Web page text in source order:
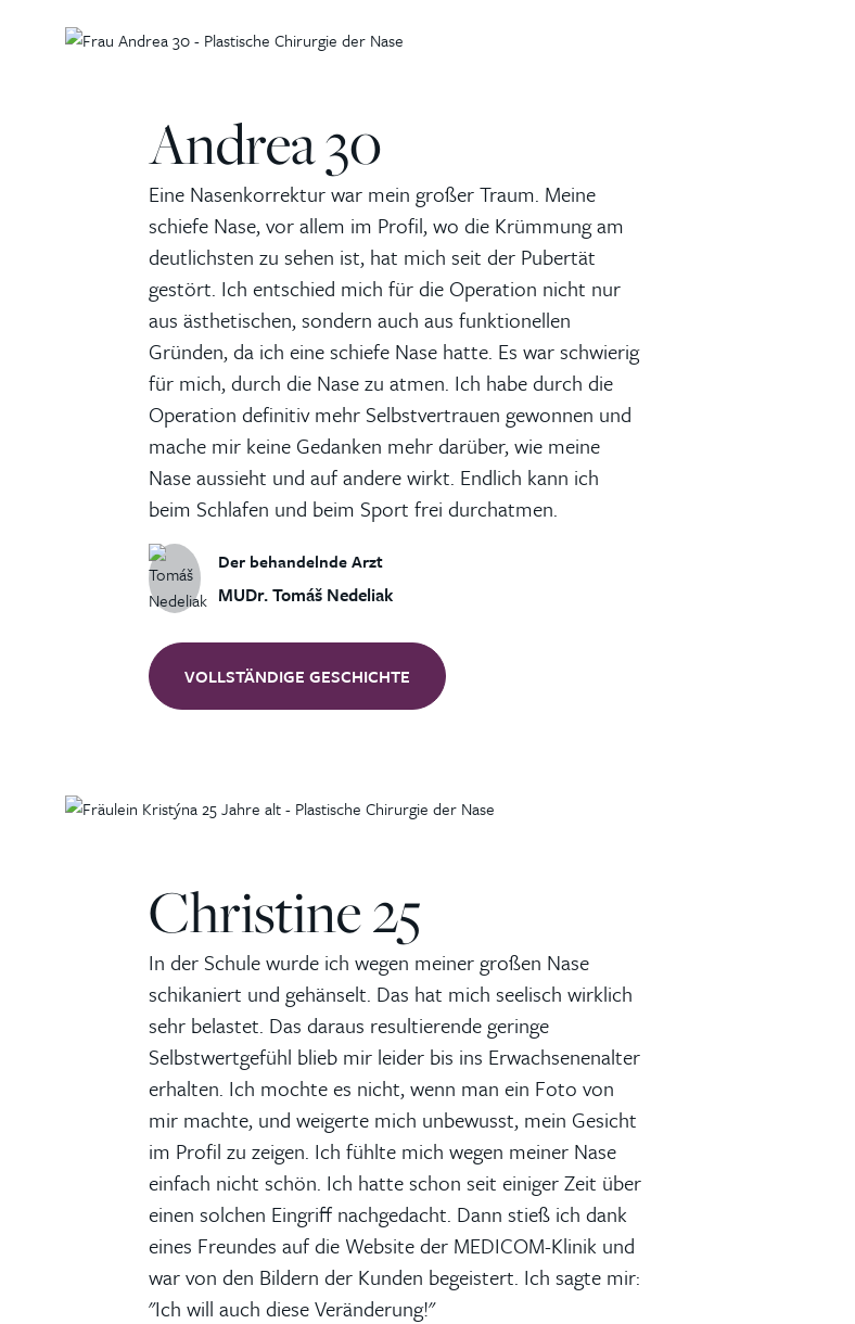
Andrea 30
Eine Nasenkorrektur war mein großer Traum. Meine
schiefe Nase, vor allem im Profil, wo die Krümmung am
deutlichsten zu sehen ist, hat mich seit der Pubertät
gestört. Ich entschied mich für die Operation nicht nur
aus ästhetischen, sondern auch aus funktionellen
Gründen, da ich eine schiefe Nase hatte. Es war schwierig
für mich, durch die Nase zu atmen. Ich habe durch die
Operation definitiv mehr Selbstvertrauen gewonnen und
mache mir keine Gedanken mehr darüber, wie meine
Nase aussieht und auf andere wirkt. Endlich kann ich
beim Schlafen und beim Sport frei durchatmen.
Der behandelnde Arzt
MUDr. Tomáš Nedeliak
VOLLSTÄNDIGE GESCHICHTE
Christine 25
In der Schule wurde ich wegen meiner großen Nase
schikaniert und gehänselt. Das hat mich seelisch wirklich
sehr belastet. Das daraus resultierende geringe
Selbstwertgefühl blieb mir leider bis ins Erwachsenenalter
erhalten. Ich mochte es nicht, wenn man ein Foto von
mir machte, und weigerte mich unbewusst, mein Gesicht
im Profil zu zeigen. Ich fühlte mich wegen meiner Nase
einfach nicht schön. Ich hatte schon seit einiger Zeit über
einen solchen Eingriff nachgedacht. Dann stieß ich dank
eines Freundes auf die Website der MEDICOM-Klinik und
war von den Bildern der Kunden begeistert. Ich sagte mir:
"Ich will auch diese Veränderung!"